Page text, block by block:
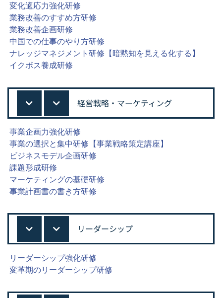
変化適応力強化研修
業務改善のすすめ方研修
業務改善企画研修
中国での仕事のやり方研修
ナレッジマネジメント研修【暗黙知を見える化する】
イクボス養成研修
経営戦略・マーケティング
事業企画力強化研修
事業の選択と集中研修【事業戦略策定講座】
ビジネスモデル企画研修
課題形成研修
マーケティングの基礎研修
事業計画書の書き方研修
リーダーシップ
リーダーシップ強化研修
変革期のリーダーシップ研修